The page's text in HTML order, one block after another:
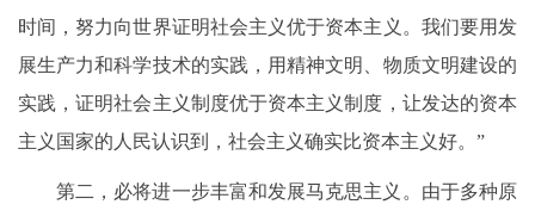
时间，努力向世界证明社会主义优于资本主义。我们要用发
展生产力和科学技术的实践，用精神文明、物质文明建设的
实践，证明社会主义制度优于资本主义制度，让发达的资本
主义国家的人民认识到，社会主义确实比资本主义好。”
第二，必将进一步丰富和发展马克思主义。由于多种原